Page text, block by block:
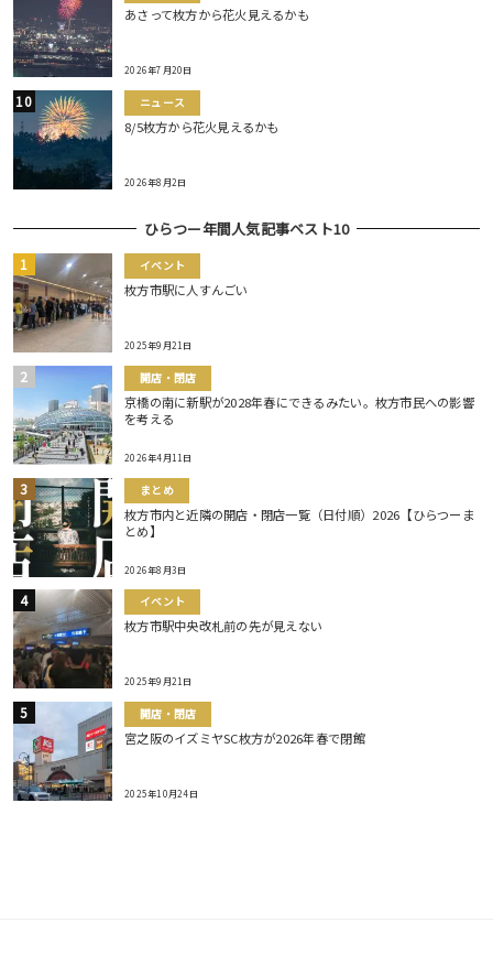
あさって枚方から花火見えるかも
2026年7月20日
ニュース
8/5枚方から花火見えるかも
2026年8月2日
ひらつー年間人気記事ベスト10
イベント
枚方市駅に人すんごい
2025年9月21日
開店・閉店
京橋の南に新駅が2028年春にできるみたい。枚方市民への影響
を考える
2026年4月11日
まとめ
枚方市内と近隣の開店・閉店一覧（日付順）2026【ひらつーま
とめ】
2026年8月3日
イベント
枚方市駅中央改札前の先が見えない
2025年9月21日
開店・閉店
宮之阪のイズミヤSC枚方が2026年春で閉館
2025年10月24日